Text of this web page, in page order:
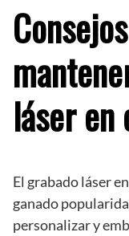
láser en
El grabado láser
ganado
personalizar y